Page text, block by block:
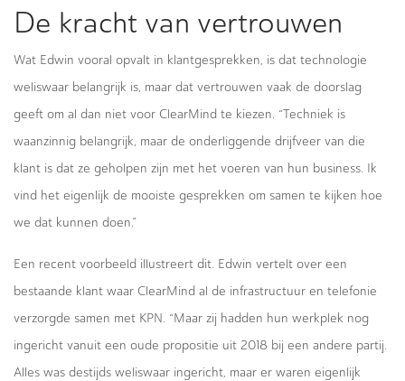
De kracht van vertrouwen
Wat Edwin vooral opvalt in klantgesprekken, is dat technologie
weliswaar belangrijk is, maar dat vertrouwen vaak de doorslag
geeft om al dan niet voor ClearMind te kiezen. “Techniek is
waanzinnig belangrijk, maar de onderliggende drijfveer van die
klant is dat ze geholpen zijn met het voeren van hun business. Ik
vind het eigenlijk de mooiste gesprekken om samen te kijken hoe
we dat kunnen doen.”
Een recent voorbeeld illustreert dit. Edwin vertelt over een
bestaande klant waar ClearMind al de infrastructuur en telefonie
verzorgde samen met KPN. “Maar zij hadden hun werkplek nog
ingericht vanuit een oude propositie uit 2018 bij een andere partij.
Alles was destijds weliswaar ingericht, maar er waren eigenlijk